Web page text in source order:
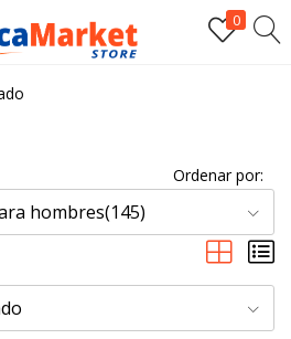
0
y contraseña para iniciar
en dígitos:
Ordenar por:
hombres(145)